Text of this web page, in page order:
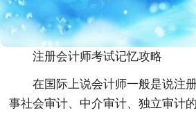
注册会计师考试记忆攻略
在国际上说会计师一般是说注
事社会审计、中介审计、独立审计